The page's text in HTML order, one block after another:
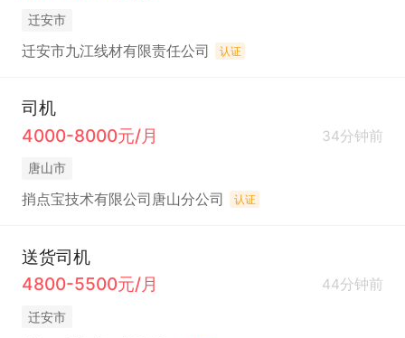
迁安市
迁安市九江线材有限责任公司 认证
司机
4000-8000元/月
34分钟前
唐山市
捎点宝技术有限公司唐山分公司 认证
送货司机
4800-5500元/月
44分钟前
迁安市